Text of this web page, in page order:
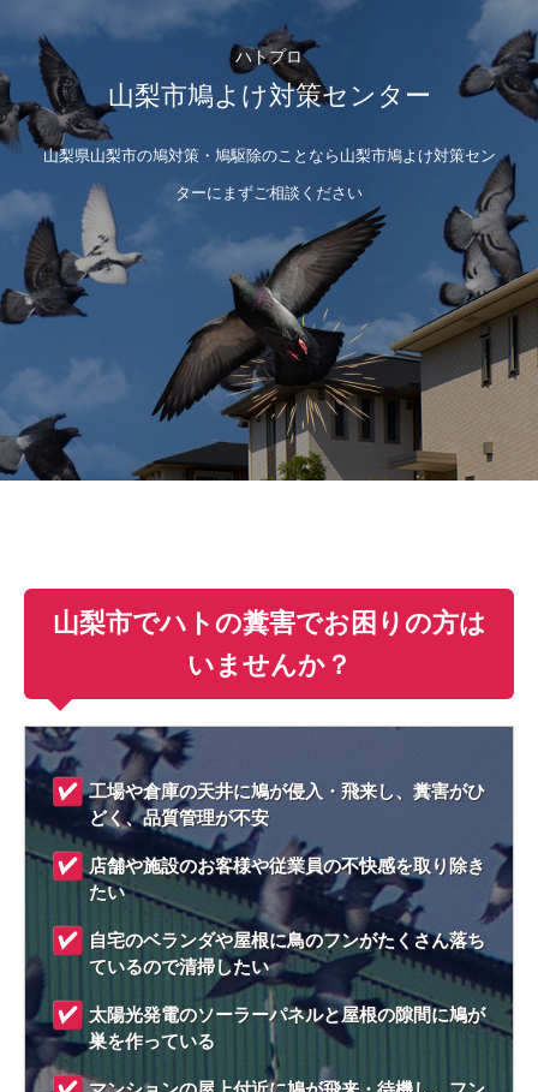
ハトプロ
山梨市鳩よけ対策センター
山梨県山梨市の鳩対策・鳩駆除のことなら山梨市鳩よけ対策セン
ターにまずご相談ください
山梨市でハトの糞害でお困りの方は
いませんか？
工場や倉庫の天井に鳩が侵入・飛来し、糞害がひ
どく、品質管理が不安
店舗や施設のお客様や従業員の不快感を取り除き
たい
自宅のベランダや屋根に鳥のフンがたくさん落ち
ているので清掃したい
太陽光発電のソーラーパネルと屋根の隙間に鳩が
巣を作っている